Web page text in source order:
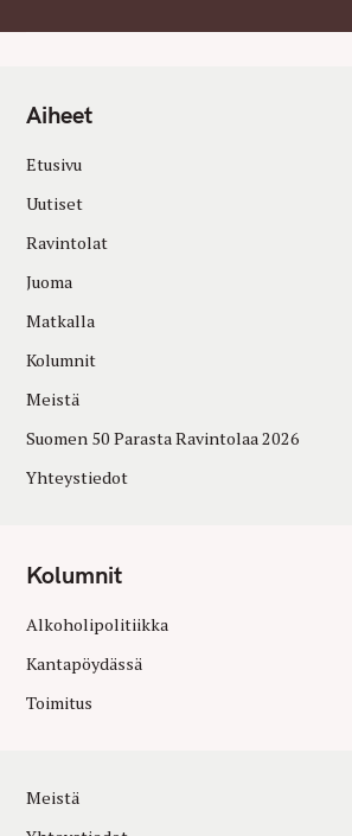
Aiheet
Etusivu
Uutiset
Ravintolat
Juoma
Matkalla
Kolumnit
Meistä
Suomen 50 Parasta Ravintolaa 2026
Yhteystiedot
Kolumnit
Alkoholipolitiikka
Kantapöydässä
Toimitus
Meistä